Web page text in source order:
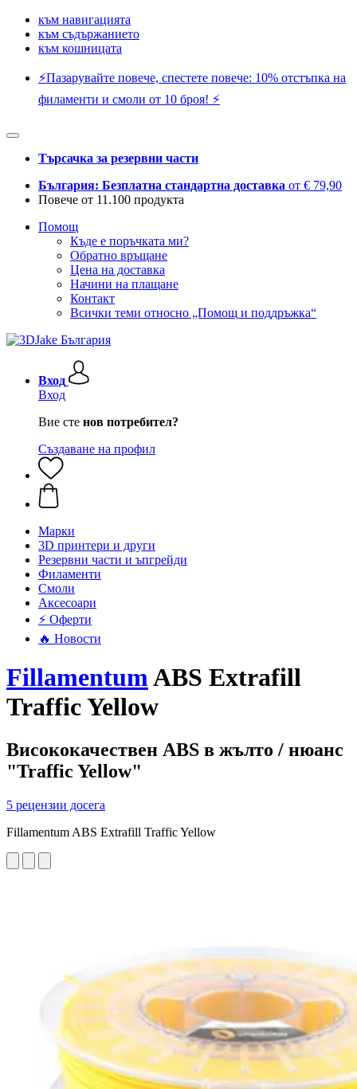
към навигацията
към съдържанието
към кошницата
⚡️Пазарувайте повече, спестете повече: 10% отстъпка на
филаменти и смоли от 10 броя! ⚡️
Търсачка за резервни части
България: Безплатна стандартна доставка от € 79,90
Повече от 11.100 продукта
Помощ
Къде е поръчката ми?
Обратно връщане
Цена на доставка
Начини на плащане
Контакт
Всички теми относно „Помощ и поддръжка“
Вход
Вход
Вие сте нов потребител?
Създаване на профил
Mарки
3D принтери и други
Резервни части и ъпгрейди
Филаменти
Смоли
Аксесоари
⚡ Оферти
🔥 Новости
FillamentumABS Extrafill
Traffic Yellow
Висококачествен ABS в жълто / нюанс
"Traffic Yellow"
5 рецензии досега
Fillamentum ABS Extrafill Traffic Yellow